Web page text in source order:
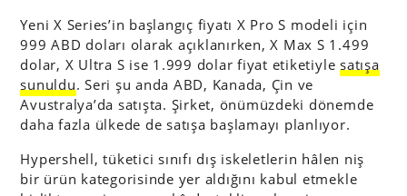
Yeni X Series’in başlangıç fiyatı X Pro S modeli için
999 ABD doları olarak açıklanırken, X Max S 1.499
dolar, X Ultra S ise 1.999 dolar fiyat etiketiyle satışa
sunuldu. Seri şu anda ABD, Kanada, Çin ve
Avustralya’da satışta. Şirket, önümüzdeki dönemde
daha fazla ülkede de satışa başlamayı planlıyor.
Hypershell, tüketici sınıfı dış iskeletlerin hâlen niş
bir ürün kategorisinde yer aldığını kabul etmekle